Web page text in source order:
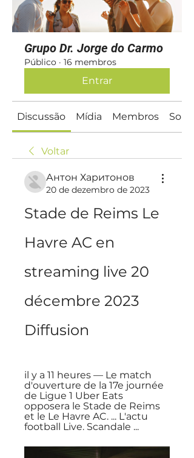
Grupo Dr. Jorge do Carmo
Público · 16 membros
Entrar
Discussão Mídia Membros Sobre
Voltar
Антон Харитонов
20 de dezembro de 2023
Stade de Reims Le
Havre AC en
streaming live 20
décembre 2023
Diffusion
il y a 11 heures — Le match
d'ouverture de la 17e journée
de Ligue 1 Uber Eats
opposera le Stade de Reims
et le Le Havre AC. ... L'actu
football Live. Scandale ...